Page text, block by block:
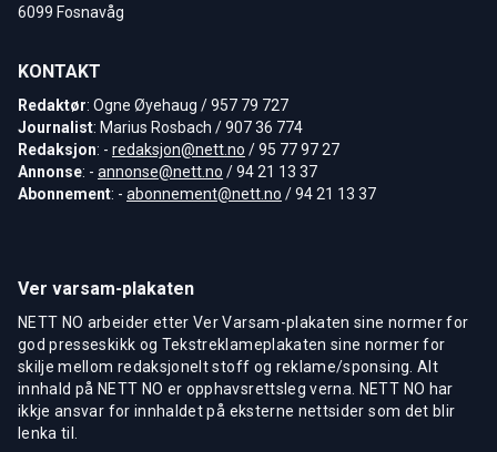
6099 Fosnavåg
KONTAKT
Redaktør: Ogne Øyehaug / 957 79 727
Journalist: Marius Rosbach / 907 36 774
Redaksjon: - redaksjon@nett.no / 95 77 97 27
Annonse: - annonse@nett.no / 94 21 13 37
Abonnement: - abonnement@nett.no / 94 21 13 37
Ver varsam-plakaten
NETT NO arbeider etter Ver Varsam-plakaten sine normer for
god presseskikk og Tekstreklameplakaten sine normer for
skilje mellom redaksjonelt stoff og reklame/sponsing. Alt
innhald på NETT NO er opphavsrettsleg verna. NETT NO har
ikkje ansvar for innhaldet på eksterne nettsider som det blir
lenka til.